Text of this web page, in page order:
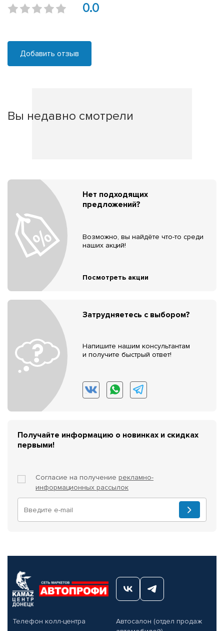
0.0
Добавить отзыв
Вы недавно смотрели
Нет подходящих
предложений?
Возможно, вы найдёте что-то среди
наших акций!
Посмотреть акции
Затрудняетесь с выбором?
Напишите нашим консультантам
и получите быстрый ответ!
Получайте информацию о новинках и скидках
первыми!
Согласие на получение рекламно-
информационных рассылок
Телефон колл-центра
Автосалон (отдел продаж